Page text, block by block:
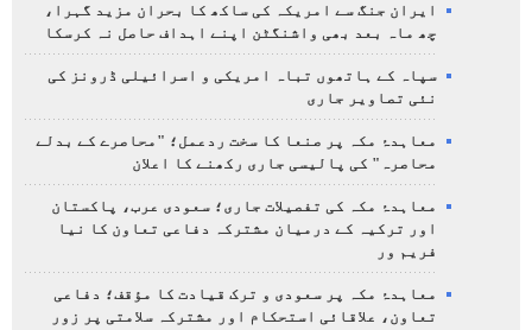
ایران جنگ سے امریکہ کی ساکھ کا بحران مزید گہرا،
چھ ماہ بعد بھی واشنگٹن اپنے اہداف حاصل نہ کرسکا
سپاہ کے ہاتھوں تباہ امریکی و اسرائیلی ڈرونز کی
نئی تصاویر جاری
معاہدۂ مکہ پر صنعا کا سخت ردعمل؛ "محاصرے کے بدلے
محاصرہ" کی پالیسی جاری رکھنے کا اعلان
معاہدۂ مکہ کی تفصیلات جاری؛ سعودی عرب، پاکستان
اور ترکیہ کے درمیان مشترکہ دفاعی تعاون کا نیا
فریم ور
معاہدۂ مکہ پر سعودی و ترک قیادت کا مؤقف؛ دفاعی
تعاون، علاقائی استحکام اور مشترکہ سلامتی پر زور